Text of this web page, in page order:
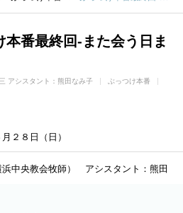
本番最終回-また会う日ま
アシスタント：熊田なみ子
ぶっつけ本番
２８日（日）
浜中央教会牧師） アシスタント：熊田